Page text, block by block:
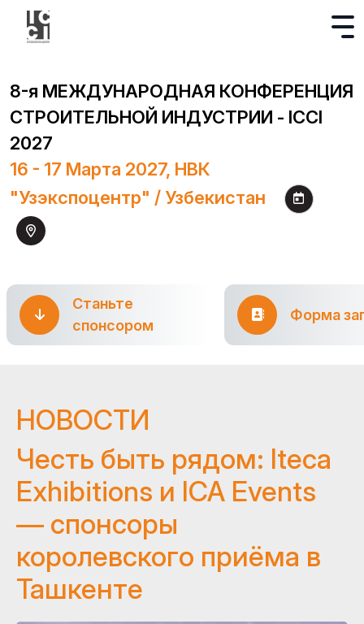
8-я МЕЖДУНАРОДНАЯ КОНФЕРЕНЦИЯ
СТРОИТЕЛЬНОЙ ИНДУСТРИИ - ICCI
2027
16 - 17 Марта 2027, НВК
"Узэкспоцентр" / Узбекистан
Станьте
спонсором
Форма
НОВОСТИ
Честь быть рядом: Iteca
Exhibitions и ICA Events
— спонсоры
королевского приёма в
Ташкенте